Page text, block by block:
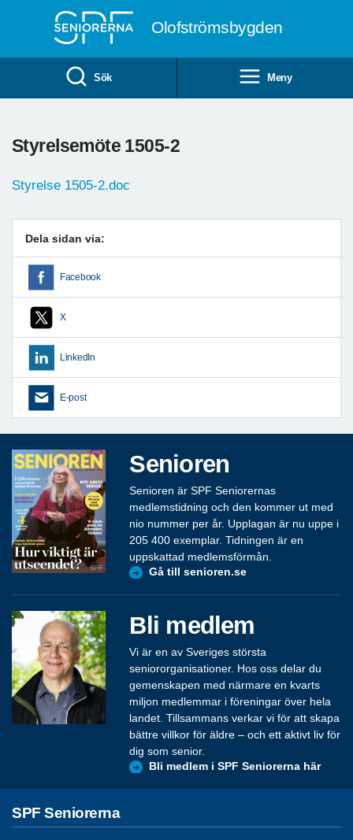
Olofströmsbygden
Sök Meny
Styrelsemöte 1505-2
Styrelse 1505-2.doc
Dela sidan via:
Facebook
X
LinkedIn
E-post
Senioren
Senioren är SPF Seniorernas
medlemstidning och den kommer ut med
nio nummer per år. Upplagan är nu uppe i
205 400 exemplar. Tidningen är en
uppskattad medlemsförmån.
Gå till senioren.se
Bli medlem
Vi är en av Sveriges största
seniororganisationer. Hos oss delar du
gemenskapen med närmare en kvarts
miljon medlemmar i föreningar över hela
landet. Tillsammans verkar vi för att skapa
bättre villkor för äldre – och ett aktivt liv för
dig som senior.
Bli medlem i SPF Seniorerna här
SPF Seniorerna